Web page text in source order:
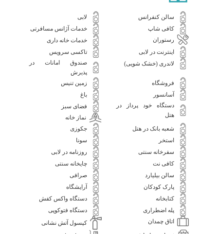
سالن کنفرانس
لابی
کافی شاپ
خدمات آژانس مسافرتی
رستوران
خدمات خانه داری
اینترنت در لابی
تاکسی سرویس
لاندری (خشک شویی)
صندوق امانات در
پذیرش
فروشگاه
زمین تنیس
آسانسور
باغ
دستگاه خود پرداز در
هتل
فضای سبز
نماز خانه
شعبه بانک در هتل
جکوزی
استخر
سونا
سفرخانه سنتی
روزنامه در لابی
کافی نت
چایخانه سنتی
سالن بیلیارد
صرافی
پارک کودکان
آرایشگاه
کتابخانه
دستگاه واکس کفش
پله اضطراری
دستگاه فتوکوپی
اتاق چمدان
کپسول آتش نشانی